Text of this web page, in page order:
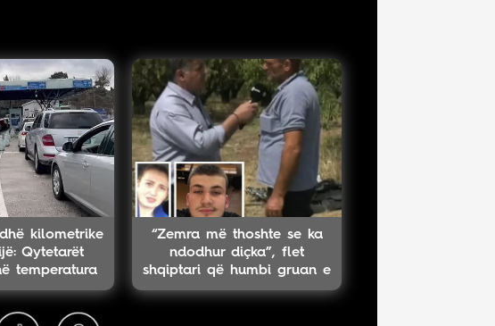
kilometrike
Qytetarët
temperatura
larta
“Zemra më thoshte se ka
ndodhur diçka”, flet
shqiptari që humbi gruan e
djalin në aksident